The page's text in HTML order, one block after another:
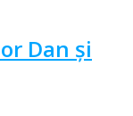
Dan și